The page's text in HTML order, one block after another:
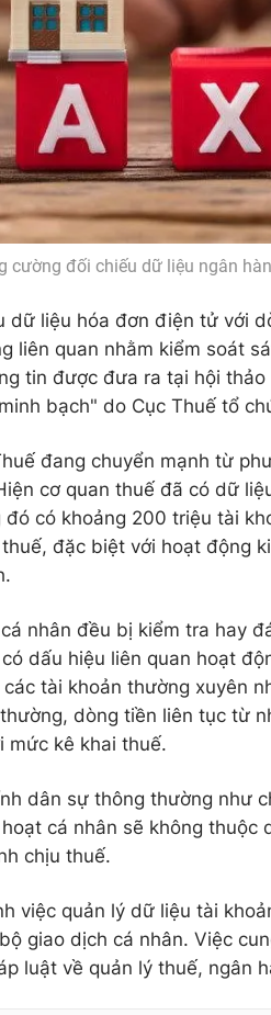
cường đối chiếu dữ liệu ngân
dữ liệu hóa đơn điện tử với
liên quan nhằm kiểm soát
tin được đưa ra tại hội
bạch" do Cục Thuế tổ
đang chuyển mạnh từ
cơ quan thuế đã có dữ
có khoảng 200 triệu tài
đặc biệt với hoạt động
nhân đều bị kiểm tra hay
dấu hiệu liên quan hoạt
tài khoản thường xuyên
dòng tiền liên tục từ
mức kê khai thuế.
dân sự thông thường như
cá nhân sẽ không thuộc
chịu thuế.
việc quản lý dữ liệu tài
giao dịch cá nhân. Việc
luật về quản lý thuế, ngân